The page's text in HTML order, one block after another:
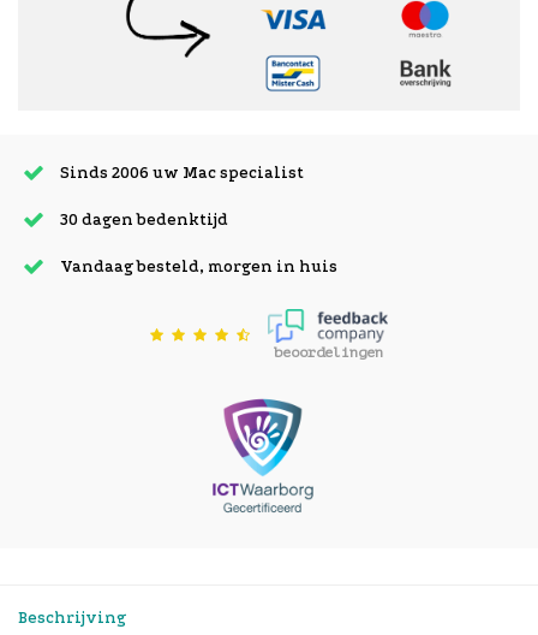
Sinds 2006 uw Mac specialist
30 dagen bedenktijd
Vandaag besteld, morgen in huis
beoordelingen
Beschrijving